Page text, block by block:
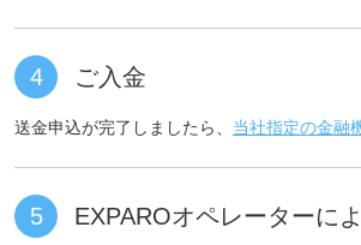
4 ご入金
送金申込が完了しましたら、 当社指定の金融
5 EXPAROオペレーターに